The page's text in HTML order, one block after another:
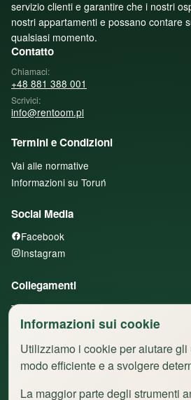
Informazioni sui cookie
Utilizziamo i cookie per aiutare
modo efficiente e a svolgere
La maggior parte degli strumenti
servizio clienti e garantire che i nostri
nostri appartamenti e possano contare
qualsiasi momento.
Contatto
Chiamaci:
+48 881 388 001
Scrivici:
info@rentoom.pl
Termini e Condizioni
Vai alle normative
Informazioni su Toruń
Social Media
Facebook
Instagram
Collegamenti
Tutti gli appartamenti